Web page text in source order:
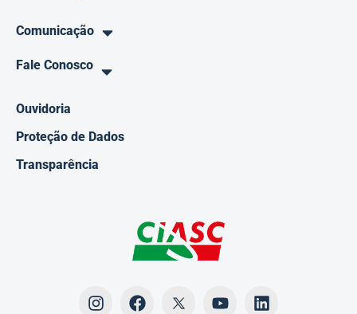
Comunicação
Fale Conosco
Ouvidoria
Proteção de Dados
Transparência